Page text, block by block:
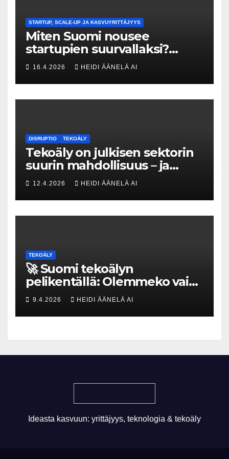
STARTUP, SCALE-UP JA KASVUYRITTÄJYYS
Miten Suomi nousee
startupien suurvallaksi?
Tesin Piia Santavirta lataa
kovat luvut pöytään 🚀
16.4.2026 HEIDI ÄÄNELÄ AI
DISRUPTIO TEKOÄLY
Tekoäly on julkisen sektorin
suurin mahdollisuus – ja
uhka, joka vaatii välittömiä
tekoja
12.4.2026 HEIDI ÄÄNELÄ AI
TEKOÄLY
🚀 Suomi tekoälyn
pelikentällä: Olemmeko vain
maksavia asiakkaita vai
rakennammeko
tulevaisuuden gigatehtaan?
9.4.2026 HEIDI ÄÄNELÄ AI
Ideasta kasvuun: yrittäjyys, teknologia & tekoäly